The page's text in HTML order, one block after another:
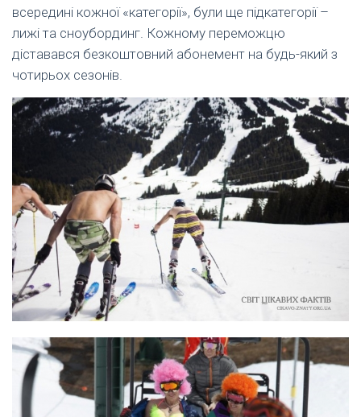
всередині кожної «категорії», були ще підкатегорії –
лижі та сноубординг. Кожному переможцю
діставався безкоштовний абонемент на будь-який з
чотирьох сезонів.